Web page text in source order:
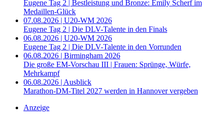
Eugene Tag 2 | Bestleistung und Bronze: Emily Scherf im
Medaillen-Glück
07.08.2026 | U20-WM 2026
Eugene Tag 2 | Die DLV-Talente in den Finals
06.08.2026 | U20-WM 2026
Eugene Tag 2 | Die DLV-Talente in den Vorrunden
06.08.2026 | Birmingham 2026
Die große EM-Vorschau III | Frauen: Sprünge, Würfe,
Mehrkampf
06.08.2026 | Ausblick
Marathon-DM-Titel 2027 werden in Hannover vergeben
Anzeige